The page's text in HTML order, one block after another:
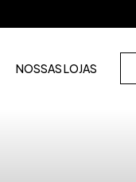
NOSSAS LOJAS